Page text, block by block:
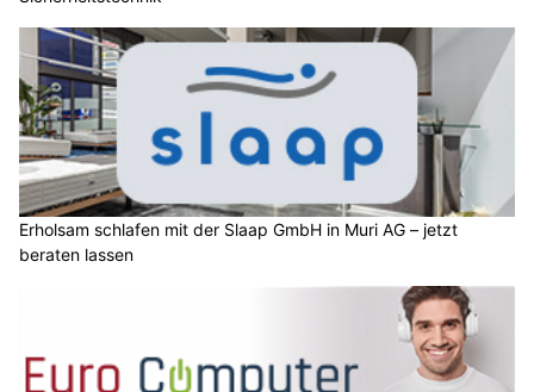
Erholsam schlafen mit der Slaap GmbH in Muri AG – jetzt
beraten lassen